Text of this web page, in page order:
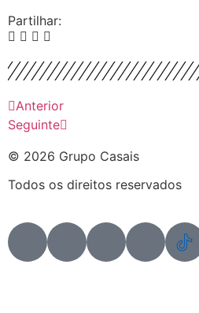
Partilhar:
Anterior
Seguinte
© 2026 Grupo Casais
Todos os direitos reservados